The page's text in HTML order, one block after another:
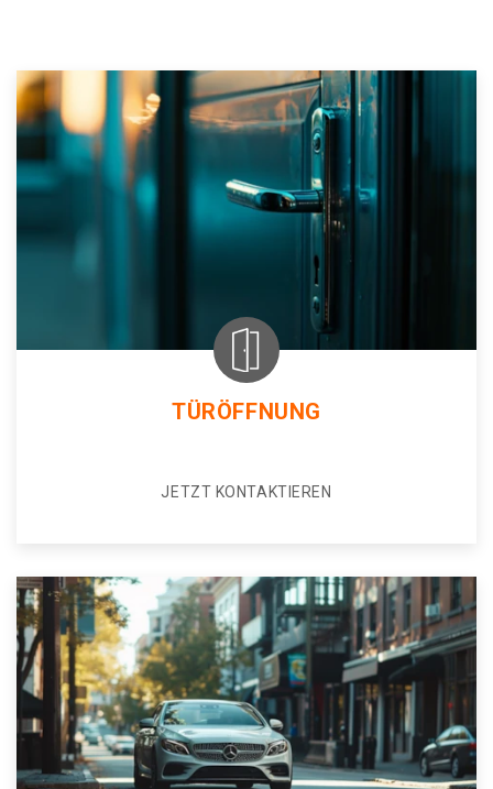
TÜRÖFFNUNG
JETZT KONTAKTIEREN